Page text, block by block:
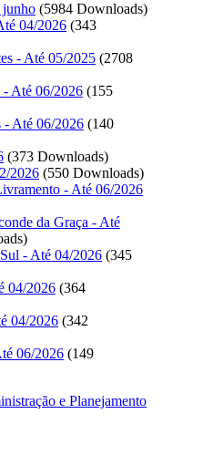
junho (5984 Downloads)
04/2026 (343
- Até 05/2025 (2708
- Até 06/2026 (155
- Até 06/2026 (140
(373 Downloads)
2026 (550 Downloads)
- Até 06/2026
da Graça - Até
- Até 04/2026 (345
04/2026 (364
04/2026 (342
06/2026 (149
e Planejamento